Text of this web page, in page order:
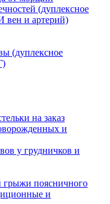
(дуплексное
вен и артерий)
(дуплексное
на заказ
и
у грудничков и
грыжи поясничного
и